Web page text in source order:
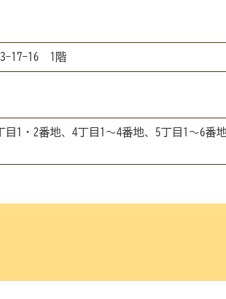
3-17-16 1階
目1・2番地、4丁目1～4番地、5丁目1～6